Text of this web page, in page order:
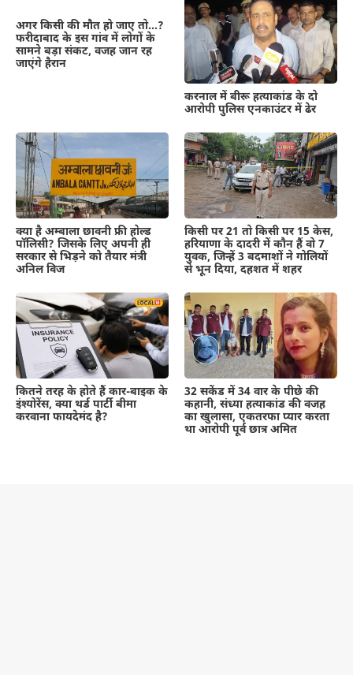
अगर किसी की मौत हो जाए तो…?
फरीदाबाद के इस गांव में लोगों के
सामने बड़ा संकट, वजह जान रह
जाएंगे हैरान
करनाल में बीरू हत्याकांड के दो
आरोपी पुलिस एनकाउंटर में ढेर
क्या है अम्बाला छावनी फ्री होल्ड
पॉलिसी? जिसके लिए अपनी ही
सरकार से भिड़ने को तैयार मंत्री
अनिल विज
किसी पर 21 तो किसी पर 15 केस,
हरियाणा के दादरी में कौन हैं वो 7
युवक, जिन्हें 3 बदमाशों ने गोलियों
से भून दिया, दहशत में शहर
कितने तरह के होते हैं कार-बाइक के
इंश्योरेंस, क्या थर्ड पार्टी बीमा
करवाना फायदेमंद है?
32 सकेंड में 34 वार के पीछे की
कहानी, संध्या हत्याकांड की वजह
का खुलासा, एकतरफा प्यार करता
था आरोपी पूर्व छात्र अमित